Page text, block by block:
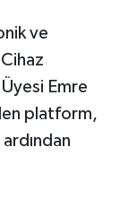
ve
Emre
platform,
ardından